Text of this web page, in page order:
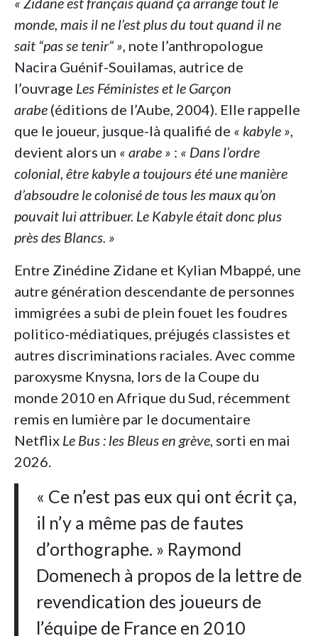
monde, mais il ne l’est plus du tout quand il ne
sait “pas se tenir” », note l’anthropologue
Nacira Guénif-Souilamas, autrice de
l’ouvrage Les Féministes et le Garçon
arabe (éditions de l’Aube, 2004). Elle rappelle
que le joueur, jusque-là qualifié de « kabyle »,
devient alors un « arabe » : « Dans l’ordre
colonial, être kabyle a toujours été une manière
d’absoudre le colonisé de tous les maux qu’on
pouvait lui attribuer. Le Kabyle était donc plus
près des Blancs. »
Entre Zinédine Zidane et Kylian Mbappé, une
autre génération descendante de personnes
immigrées a subi de plein fouet les foudres
politico-médiatiques, préjugés classistes et
autres discriminations raciales. Avec comme
paroxysme Knysna, lors de la Coupe du
monde 2010 en Afrique du Sud, récemment
remis en lumière par le documentaire
Netflix Le Bus : les Bleus en grève, sorti en mai
2026.
« Ce n’est pas eux qui ont écrit ça,
il n’y a même pas de fautes
d’orthographe. » Raymond
Domenech à propos de la lettre de
revendication des joueurs de
l’équipe de France en 2010